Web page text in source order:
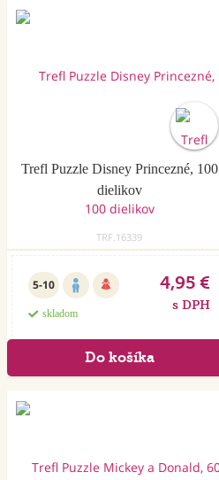
Trefl Puzzle Disney Princezné, 100
dielikov
TRF.16339
5-10
skladom
4,95 €
s DPH